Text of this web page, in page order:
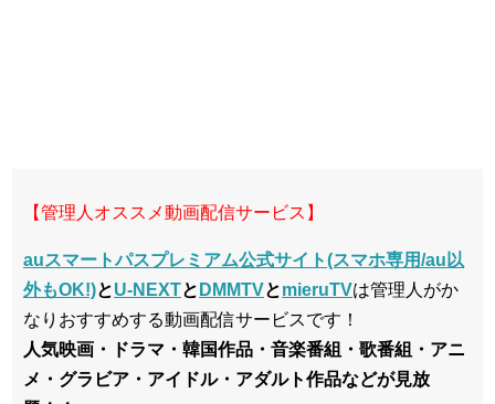
【管理人オススメ動画配信サービス】
auスマートパスプレミアム公式サイト(スマホ専用/au以
外もOK!)とU-NEXTと DMMTVとmieruTVは管理人がか
なりおすすめする動画配信サービスです！
人気映画・ドラマ・韓国作品・音楽番組・歌番組・アニ
メ・グラビア・アイドル・アダルト作品などが見放